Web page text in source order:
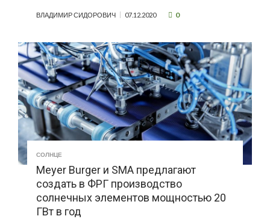
ВЛАДИМИР СИДОРОВИЧ 07.12.2020 0
СОЛНЦЕ
Meyer Burger и SMA предлагают
создать в ФРГ производство
солнечных элементов мощностью 20
ГВт в год